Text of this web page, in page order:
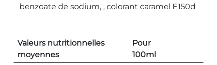
benzoate de sodium, , colorant caramel E150d
Valeurs nutritionnelles
moyennes
Pour
100ml